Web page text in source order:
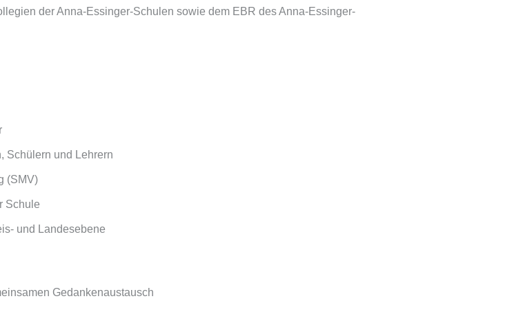
der Anna-Essinger-Schulen sowie dem EBR des Anna-Essinger-
Schülern und Lehrern
(SMV)
Schule
und Landesebene
Gedankenaustausch